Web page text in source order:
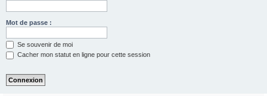
Mot de passe :
Se souvenir de moi
Cacher mon statut en ligne pour cette session